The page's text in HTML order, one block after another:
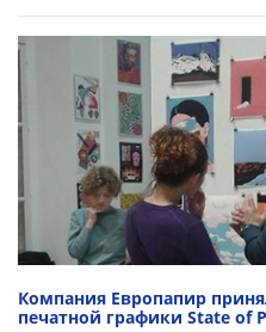
Компания Европапир
печатной графики State of